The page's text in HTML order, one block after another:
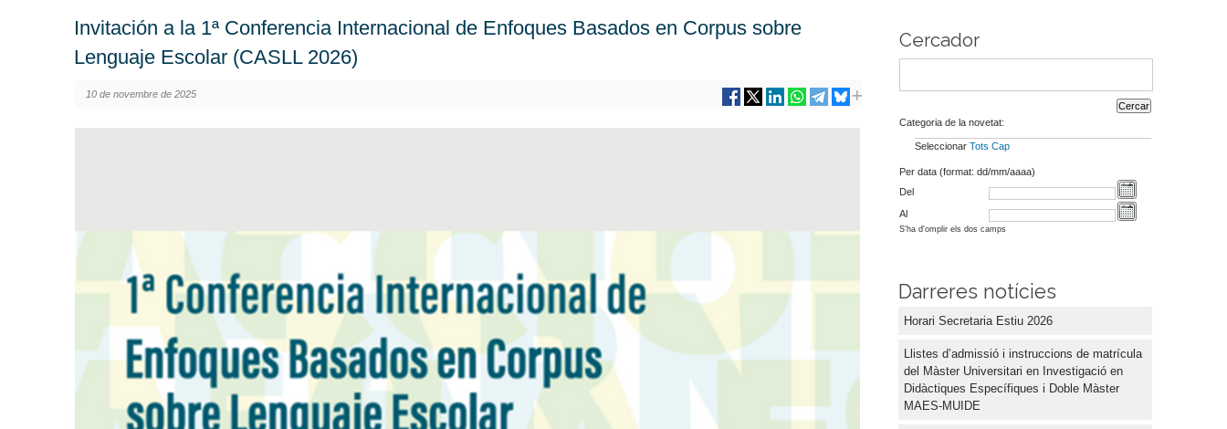
Invitación a la 1ª Conferencia Internacional de Enfoques Basados en Corpus sobre
Lenguaje Escolar (CASLL 2026)
10 de novembre de 2025
Cercador
Categoria de la novetat:
Seleccionar Tots Cap
Per data (format: dd/mm/aaaa)
Del
Al
S'ha d'omplir els dos camps
Darreres notícies
Horari Secretaria Estiu 2026
Llistes d’admissió i instruccions de matrícula
del Màster Universitari en Investigació en
Didàctiques Específiques i Doble Màster
MAES-MUIDE